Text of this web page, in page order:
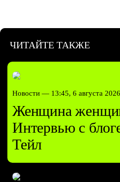
ЧИТАЙТЕ ТАКЖЕ
Новости — 13:45, 6 августа 2026
Женщина
Интервью с
Тейл